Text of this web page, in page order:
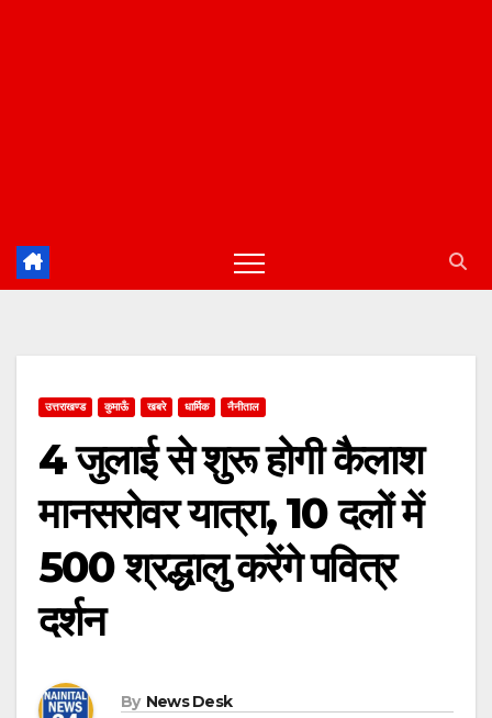
उत्तराखण्ड कुमाऊँ खबरे धार्मिक नैनीताल
4 जुलाई से शुरू होगी कैलाश
मानसरोवर यात्रा, 10 दलों में
500 श्रद्धालु करेंगे पवित्र
दर्शन
By News Desk